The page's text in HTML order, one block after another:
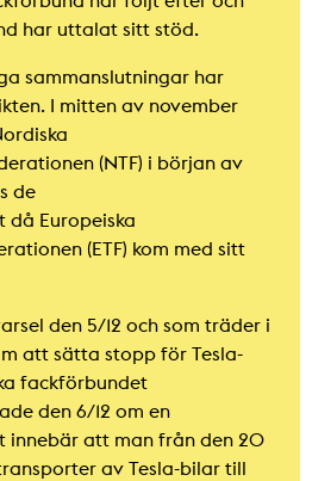
har uttalat sitt stöd.
sammanslutningar har
I mitten av november
(NTF) i början av
de
Europeiska
(ETF) kom med sitt
den 5/12 och som träder i
att sätta stopp för Tesla-
fackförbundet
den 6/12 om en
innebär att man från den 20
av Tesla-bilar till